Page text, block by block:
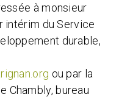
à monsieur
intérim du Service
durable,
ou par la
Chambly, bureau